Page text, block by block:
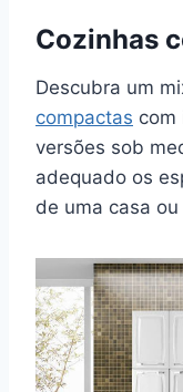
Cozinhas
Descubra um
compactas com
versões sob
adequado os
de uma casa